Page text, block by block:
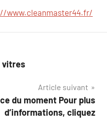
www.cleanmaster44.fr/
vitres
Article suivant
du moment Pour plus
d’informations, cliquez